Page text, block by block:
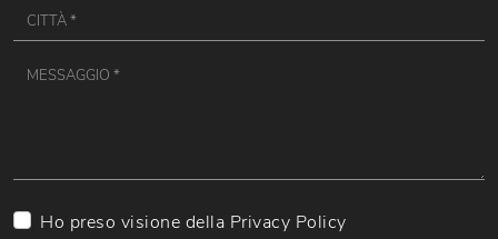
Ho preso visione della Privacy Policy